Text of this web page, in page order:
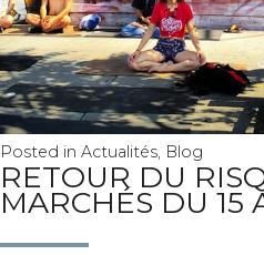
Posted in Actualités, Blog
RETOUR DU
MARCHÉS DU 15